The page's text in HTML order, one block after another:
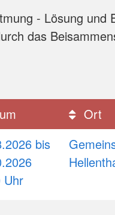
- Lösung und
das
Ort
bis
Uhr